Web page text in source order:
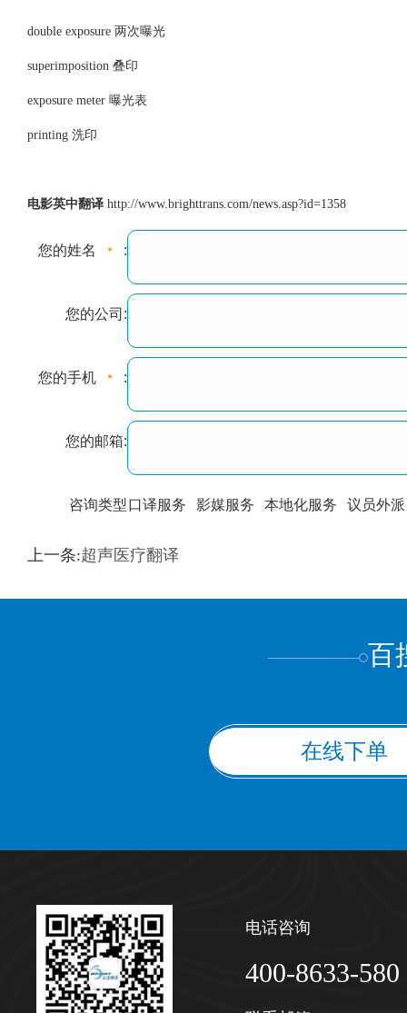
double exposure 两次曝光
superimposition 叠印
exposure meter 曝光表
printing 洗印
电影英中翻译http://www.brighttrans.com/news.asp?id=1358
您的姓名 :
您的公司:
您的手机 :
您的邮箱:
咨询类型口译服务 影媒服务 本地化服务 议员外派
训翻译
上一条:超声医疗翻译
百
在线下单
电话咨询
400-8633-580